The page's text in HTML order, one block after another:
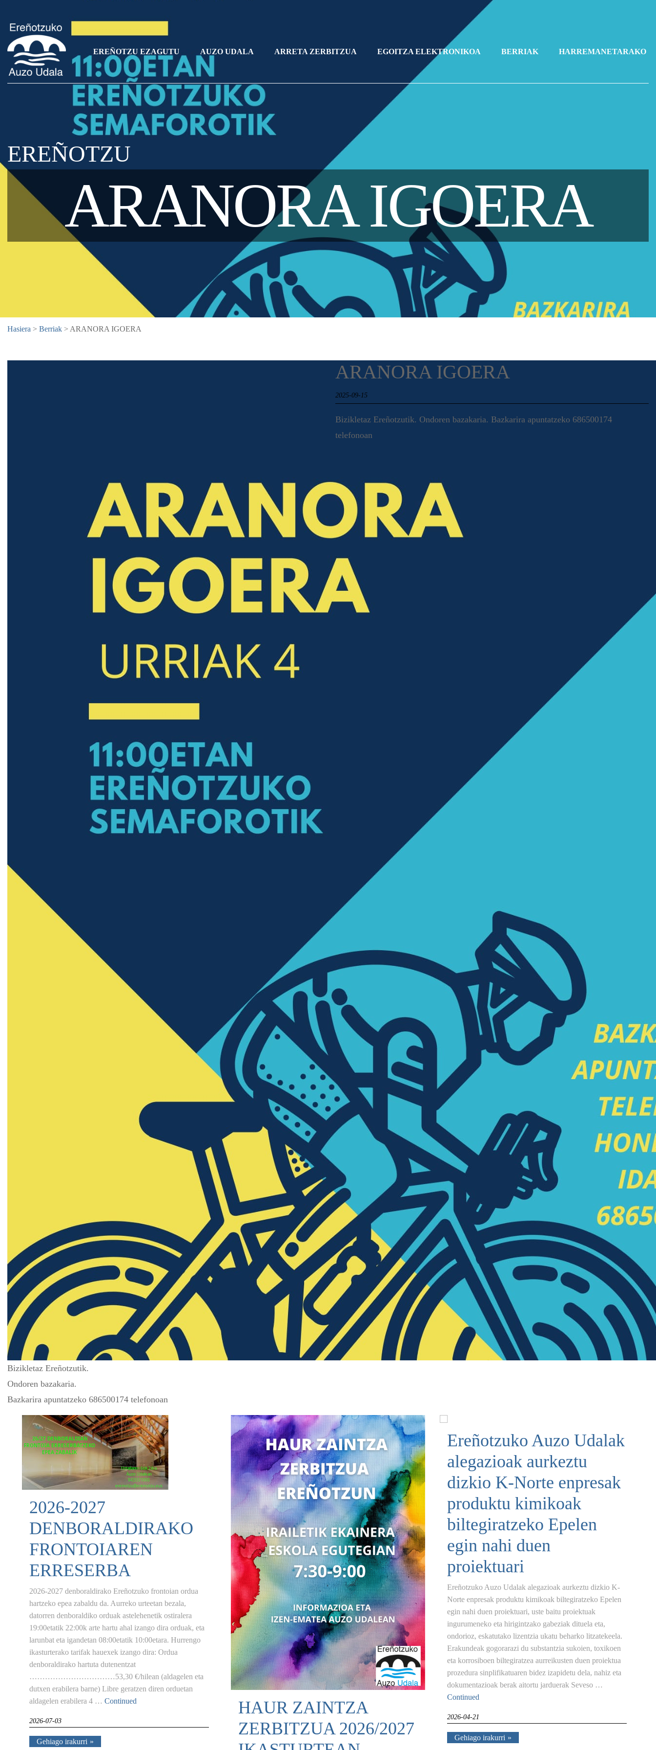
EREÑOTZU EZAGUTU AUZO UDALA ARRETA ZERBITZUA EGOITZA ELEKTRONIKOA BERRIAK HARREMANETARAKO
EREÑOTZU
ARANORA IGOERA
Hasiera > Berriak > ARANORA IGOERA
ARANORA IGOERA
2025-09-15
Bizikletaz Ereñotzutik. Ondoren bazakaria. Bazkarira apuntatzeko 686500174
telefonoan
Bizikletaz Ereñotzutik.
Ondoren bazakaria.
Bazkarira apuntatzeko 686500174 telefonoan
2026-2027
DENBORALDIRAKO
FRONTOIAREN
ERRESERBA
2026-2027 denboraldirako Ereñotzuko frontoian ordua
hartzeko epea zabaldu da. Aurreko urteetan bezala,
datorren denboraldiko orduak astelehenetik ostiralera
19:00etatik 22:00k arte hartu ahal izango dira orduak, eta
larunbat eta igandetan 08:00etatik 10:00etara. Hurrengo
ikasturterako tarifak hauexek izango dira: Ordua
denboraldirako hartuta dutenentzat
……………………………53,30 €/hilean (aldagelen eta
dutxen erabilera barne) Libre geratzen diren orduetan
aldagelen erabilera 4 … Continued
2026-07-03
Gehiago irakurri
HAUR ZAINTZA
ZERBITZUA 2026/2027
Ereñotzuko Auzo Udalak
alegazioak aurkeztu
dizkio K-Norte enpresak
produktu kimikoak
biltegiratzeko Epelen
egin nahi duen
proiektuari
Ereñotzuko Auzo Udalak alegazioak aurkeztu dizkio K-
Norte enpresak produktu kimikoak biltegiratzeko Epelen
egin nahi duen proiektuari, uste baitu proiektuak
ingurumeneko eta hirigintzako gabeziak dituela eta,
ondorioz, eskatutako lizentzia ukatu beharko litzatekeela.
Erakundeak gogorarazi du substantzia sukoien, toxikoen
eta korrosiboen biltegiratzea aurreikusten duen proiektua
prozedura sinplifikatuaren bidez izapidetu dela, nahiz eta
dokumentazioak berak aitortu jarduerak Seveso …
Continued
2026-04-21
Gehiago irakurri